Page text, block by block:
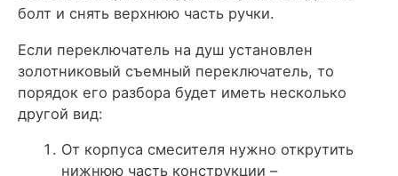
болт и снять верхнюю часть ручки.
Если переключатель на душ установлен
золотниковый съемный переключатель, то
порядок его разбора будет иметь несколько
другой вид:
От корпуса смесителя нужно открутить
нижнюю часть конструкции –